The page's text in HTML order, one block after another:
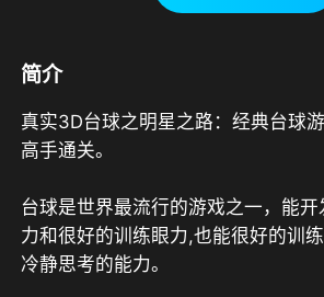
简介
真实3D台球之明星之路：经典台球
高手通关。
台球是世界最流行的游戏之一，能
力和很好的训练眼力,也能很好的训
冷静思考的能力。